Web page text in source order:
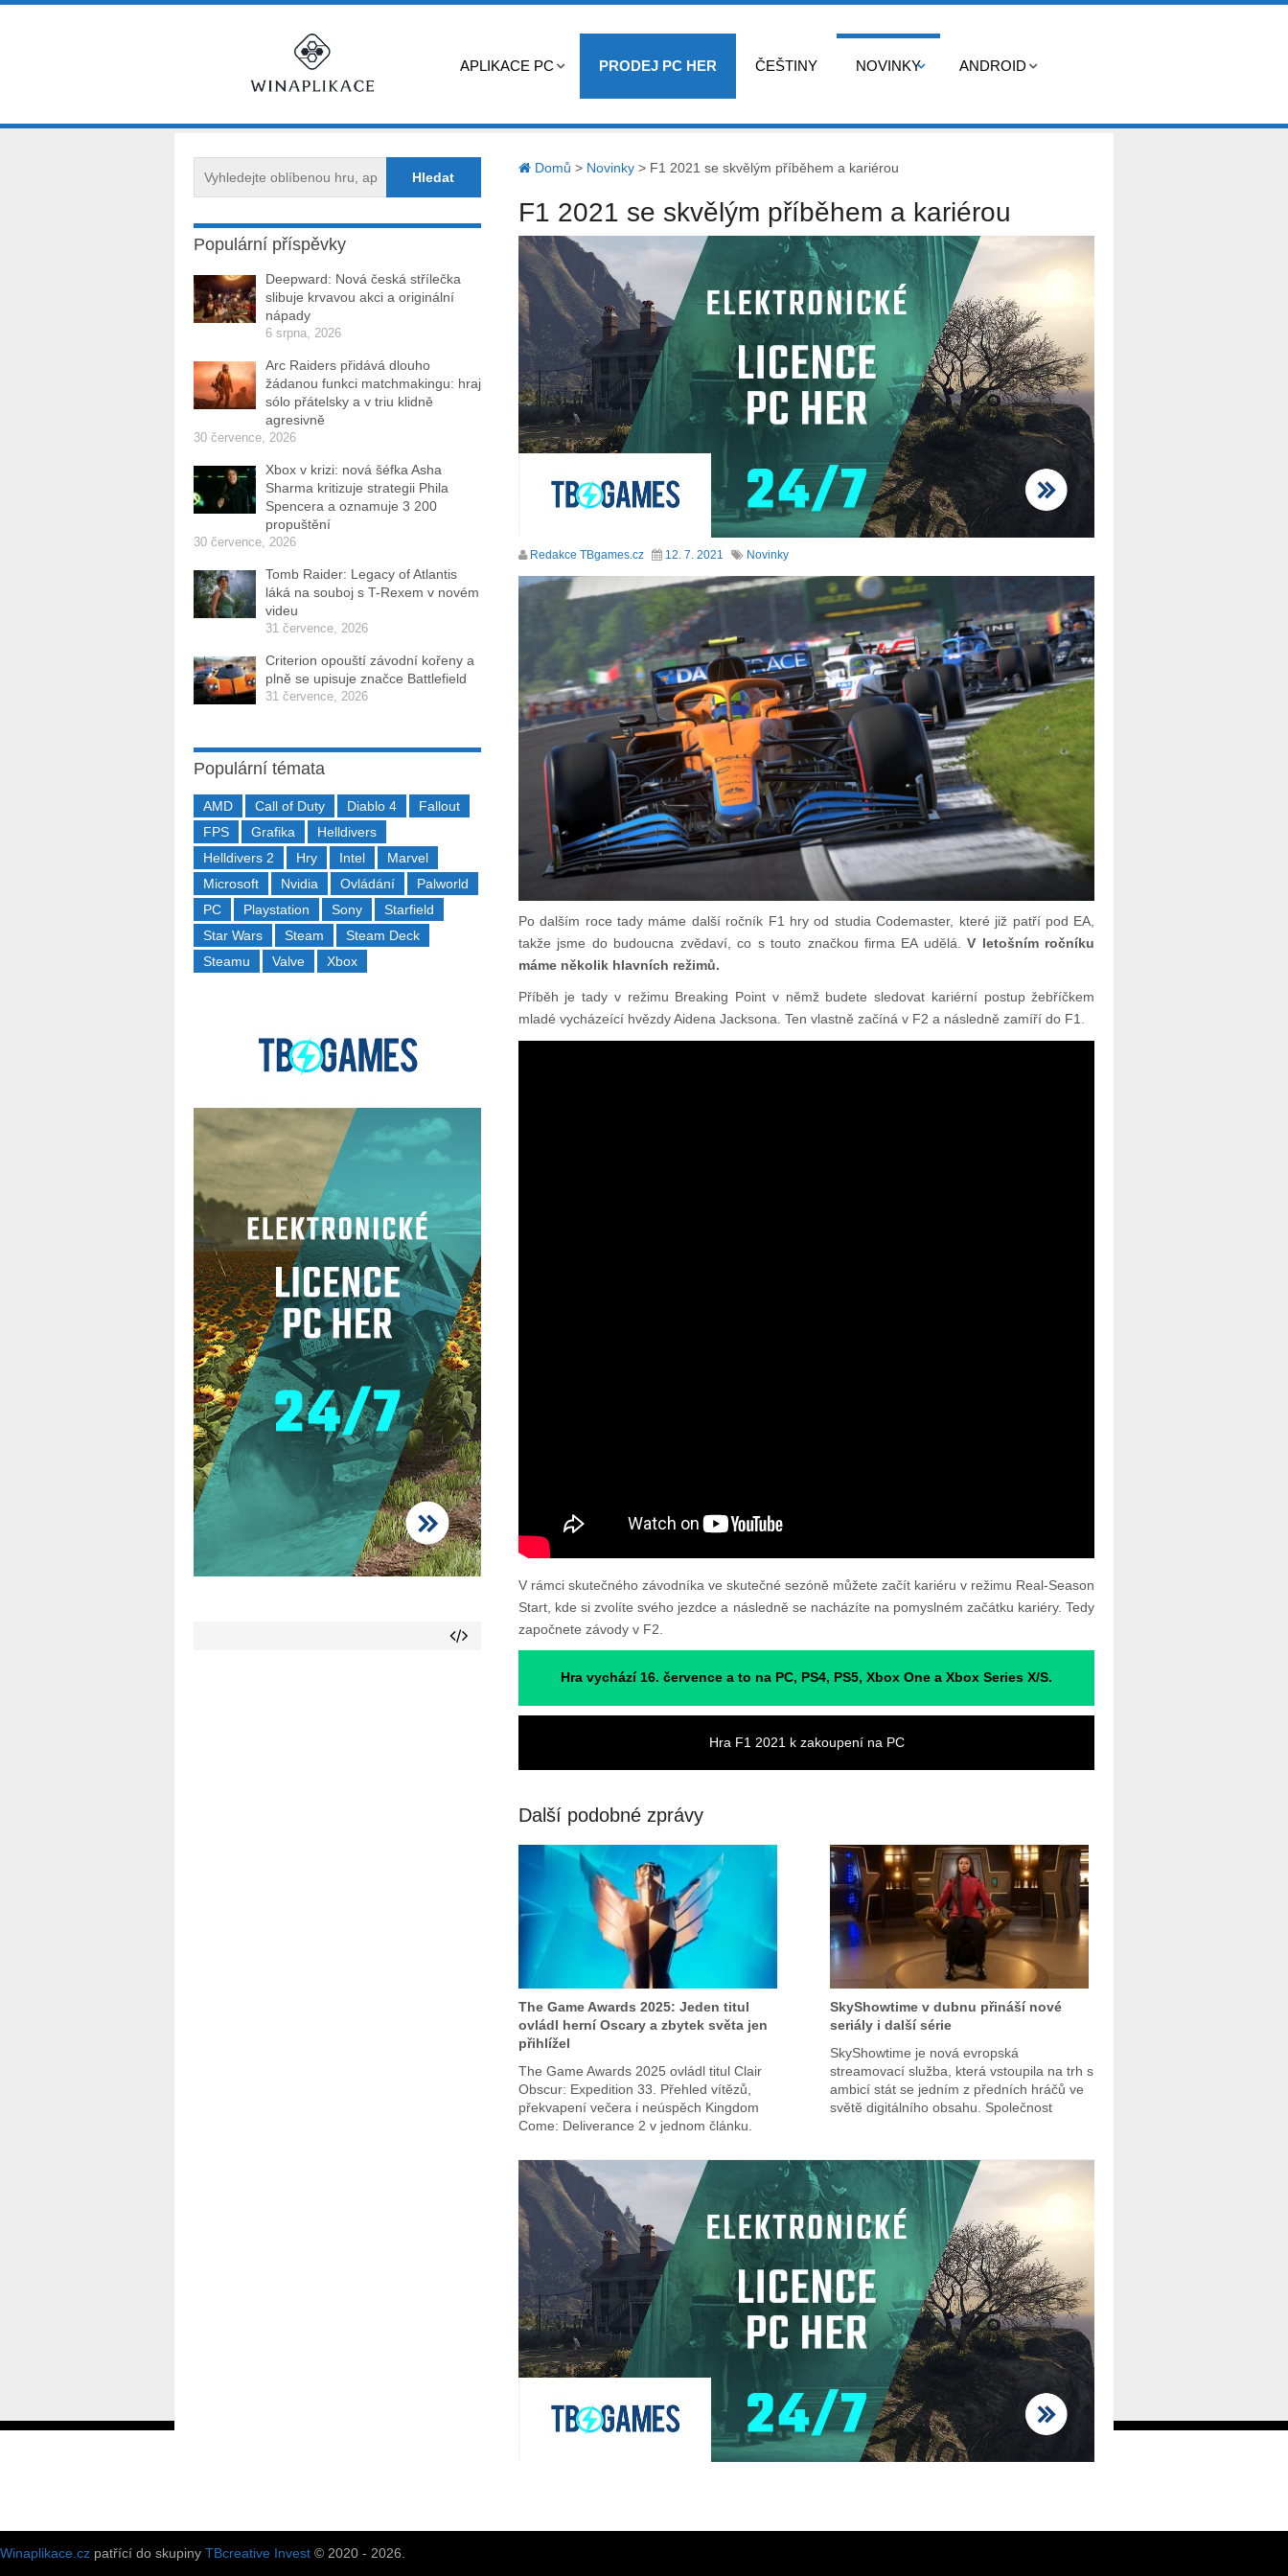
APLIKACE PC PRODEJ PC HER ČEŠTINY NOVINKY ANDROID
Domů > Novinky> F1 2021 se skvělým příběhem a kariérou
F1 2021 se skvělým příběhem a kariérou
Redakce TBgames.cz 12. 7. 2021 Novinky
Po dalším roce tady máme další ročník F1 hry od studia Codemaster, které již patří pod EA,
takže jsme do budoucna zvědaví, co s touto značkou firma EA udělá.V letošním ročníku
máme několik hlavních režimů.
Příběh je tady v režimu Breaking Point v němž budete sledovat kariérní postup žebříčkem
mladé vycházeící hvězdy Aidena Jacksona. Ten vlastně začíná v F2 a následně zamíří do F1.
V rámci skutečného závodníka ve skutečné sezóně můžete začít kariéru v režimu Real-Season
Start, kde si zvolíte svého jezdce a následně se nacházíte na pomyslném začátku kariéry. Tedy
započnete závody v F2.
Hra vychází 16. července a to na PC, PS4, PS5, Xbox One a Xbox Series X/S.
Hra F1 2021 k zakoupení na PC
Další podobné zprávy
The Game Awards 2025: Jeden titul
ovládl herní Oscary a zbytek světa jen
přihlížel
The Game Awards 2025 ovládl titul Clair
Obscur: Expedition 33. Přehled vítězů,
překvapení večera i neúspěch Kingdom
Come: Deliverance 2 v jednom článku.
SkyShowtime v dubnu přináší nové
seriály i další série
SkyShowtime je nová evropská
streamovací služba, která vstoupila na trh s
ambicí stát se jedním z předních hráčů ve
světě digitálního obsahu. Společnost
Populární příspěvky
Deepward: Nová česká střílečka
slibuje krvavou akci a originální
nápady
6 srpna, 2026
Arc Raiders přidává dlouho
žádanou funkci matchmakingu: hraj
sólo přátelsky a v triu klidně
agresivně
30 července, 2026
Xbox v krizi: nová šéfka Asha
Sharma kritizuje strategii Phila
Spencera a oznamuje 3 200
propuštění
30 července, 2026
Tomb Raider: Legacy of Atlantis
láká na souboj s T-Rexem v novém
videu
31 července, 2026
Criterion opouští závodní kořeny a
plně se upisuje značce Battlefield
31 července, 2026
Populární témata
AMD Call of Duty Diablo 4
Fallout
FPS
Grafika
Helldivers
Helldivers 2
Hry Intel
Marvel
Microsoft
Nvidia Ovládání
Palworld
PC
Playstation Sony
Starfield
Star Wars
Steam
Steam Deck
Steamu
Valve Xbox
Winaplikace.cz patřící do skupiny TBcreative Invest © 2020 - 2026.